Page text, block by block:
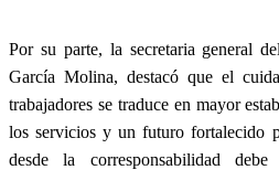
Por su parte, la secretaria general
García Molina, destacó que el
trabajadores se traduce en mayor
los servicios y un futuro fortalecido
desde la corresponsabilidad